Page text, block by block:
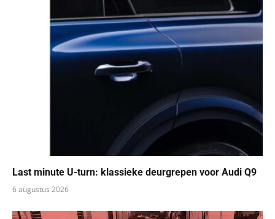
Last minute U-turn: klassieke deurgrepen voor Audi Q9
6 augustus 2026